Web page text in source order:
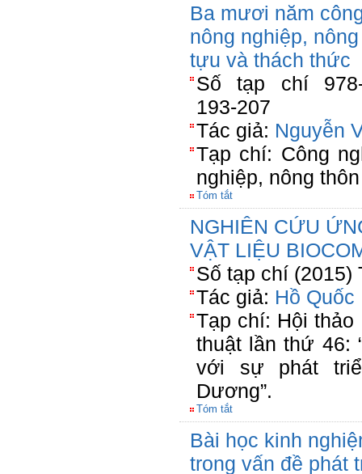
Ba mươi năm
nông nghiệp,
tựu và thách thức
Số tạp chí 978-
193-207
Tác giả: Nguyễn
Tạp chí: Công
nghiệp, nông
Tóm tắt
NGHIÊN CỨU
VẬT LIỆU
Số tạp chí (2015)
Tác giả: Hồ Quốc
Tạp chí: Hội
thuật lần thứ 46:
với sự phát
Dương”.
Tóm tắt
Bài học kinh
trong vấn đề phát